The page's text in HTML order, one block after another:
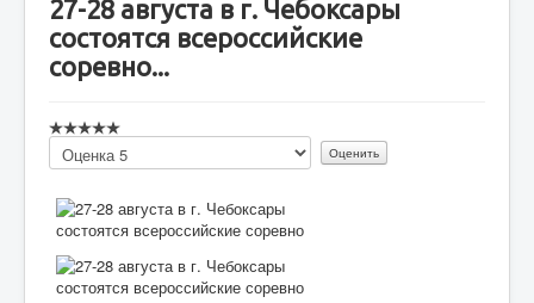
27-28 августа в г. Чебоксары
состоятся всероссийские
соревно...
Пожалуйста,
оцените